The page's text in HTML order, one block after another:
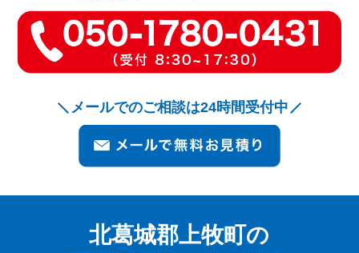
メールでのご相談は24時間受付中
北葛城郡上牧町の